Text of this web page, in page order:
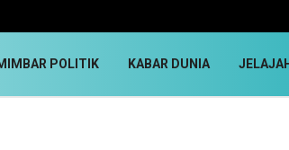
POLITIK KABAR DUNIA JELAJAH